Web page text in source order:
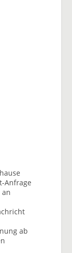
Anfrage
ab